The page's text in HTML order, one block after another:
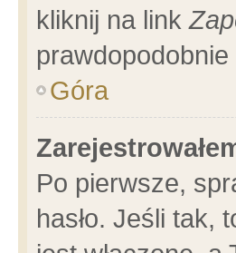
kliknij na link
prawdopodobnie
Góra
Po pierwsze,
hasło. Jeśli tak,